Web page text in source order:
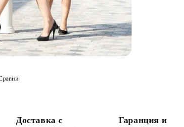
Доставка с
Гаранция и